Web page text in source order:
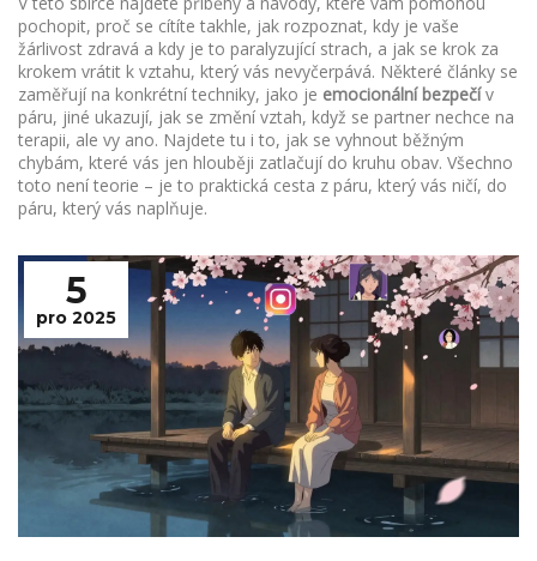
pochopit, proč se cítíte takhle, jak rozpoznat, kdy je vaše
žárlivost zdravá a kdy je to paralyzující strach, a jak se krok za
krokem vrátit k vztahu, který vás nevyčerpává. Některé články se
zaměřují na konkrétní techniky, jako je emocionální bezpečív
páru, jiné ukazují, jak se změní vztah, když se partner nechce na
terapii, ale vy ano. Najdete tu i to, jak se vyhnout běžným
chybám, které vás jen hlouběji zatlačují do kruhu obav. Všechno
toto není teorie – je to praktická cesta z páru, který vás ničí, do
páru, který vás naplňuje.
5
pro 2025